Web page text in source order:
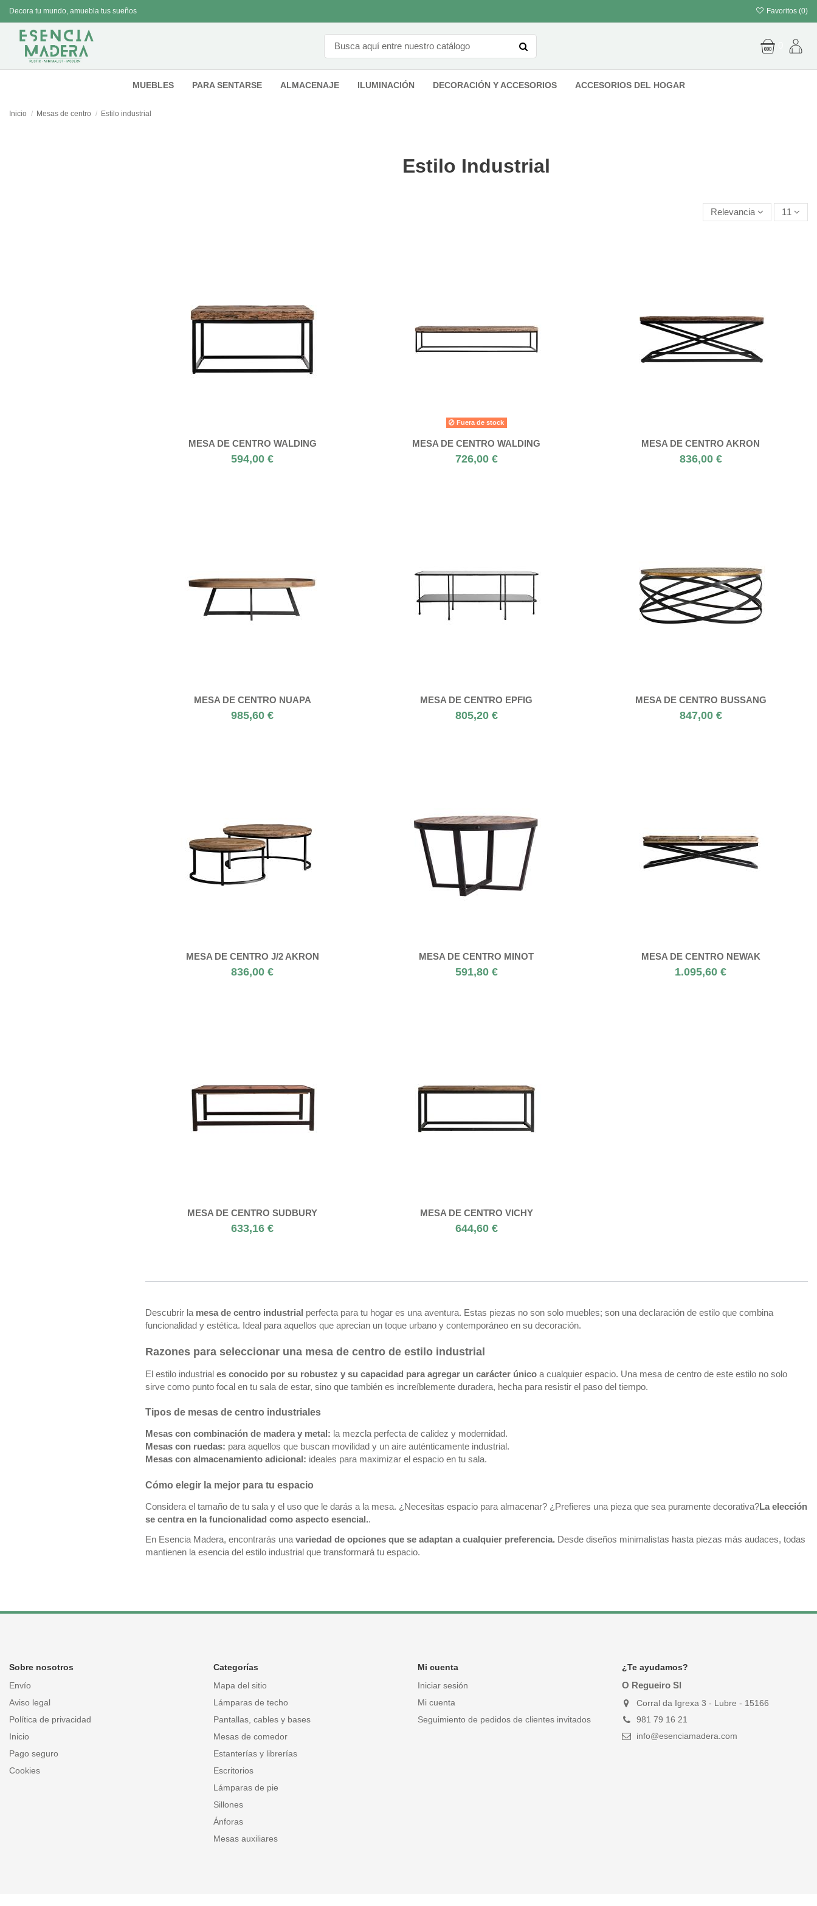
Decora tu mundo, amuebla tus sueños Favoritos (0)
MUEBLES PARA SENTARSE ALMACENAJE ILUMINACIÓN DECORACIÓN Y ACCESORIOS ACCESORIOS DEL HOGAR
Inicio Mesas de centro Estilo industrial
Estilo Industrial
Relevancia 11
MESA DE CENTRO WALDING
594,00 €
Fuera de stock
MESA DE CENTRO WALDING
726,00 €
MESA DE CENTRO AKRON
836,00 €
MESA DE CENTRO NUAPA
985,60 €
MESA DE CENTRO EPFIG
805,20 €
MESA DE CENTRO BUSSANG
847,00 €
MESA DE CENTRO J/2 AKRON
836,00 €
MESA DE CENTRO MINOT
591,80 €
MESA DE CENTRO NEWAK
1.095,60 €
MESA DE CENTRO SUDBURY
633,16 €
MESA DE CENTRO VICHY
644,60 €
Descubrir la mesa de centro industrial perfecta para tu hogar es una aventura. Estas piezas no son solo muebles; son una declaración de estilo que combina
funcionalidad y estética. Ideal para aquellos que aprecian un toque urbano y contemporáneo en su decoración.
Razones para seleccionar una mesa de centro de estilo industrial
El estilo industrial es conocido por su robustez y su capacidad para agregar un carácter único a cualquier espacio. Una mesa de centro de este estilo no solo
sirve como punto focal en tu sala de estar, sino que también es increíblemente duradera, hecha para resistir el paso del tiempo.
Tipos de mesas de centro industriales
Mesas con combinación de madera y metal: la mezcla perfecta de calidez y modernidad.
Mesas con ruedas: para aquellos que buscan movilidad y un aire auténticamente industrial.
Mesas con almacenamiento adicional: ideales para maximizar el espacio en tu sala.
Cómo elegir la mejor para tu espacio
Considera el tamaño de tu sala y el uso que le darás a la mesa. ¿Necesitas espacio para almacenar? ¿Prefieres una pieza que sea puramente decorativa?La elección
se centra en la funcionalidad como aspecto esencial..
En Esencia Madera, encontrarás una variedad de opciones que se adaptan a cualquier preferencia. Desde diseños minimalistas hasta piezas más audaces, todas
mantienen la esencia del estilo industrial que transformará tu espacio.
Sobre nosotros
Envío
Aviso legal
Política de privacidad
Inicio
Pago seguro
Cookies
Categorías
Mapa del sitio
Lámparas de techo
Pantallas, cables y bases
Mesas de comedor
Estanterías y librerías
Escritorios
Lámparas de pie
Sillones
Ánforas
Mesas auxiliares
Mi cuenta
Iniciar sesión
Mi cuenta
Seguimiento de pedidos de clientes invitados
¿Te ayudamos?
O Regueiro Sl
Corral da Igrexa 3 - Lubre - 15166
981 79 16 21
info@esenciamadera.com